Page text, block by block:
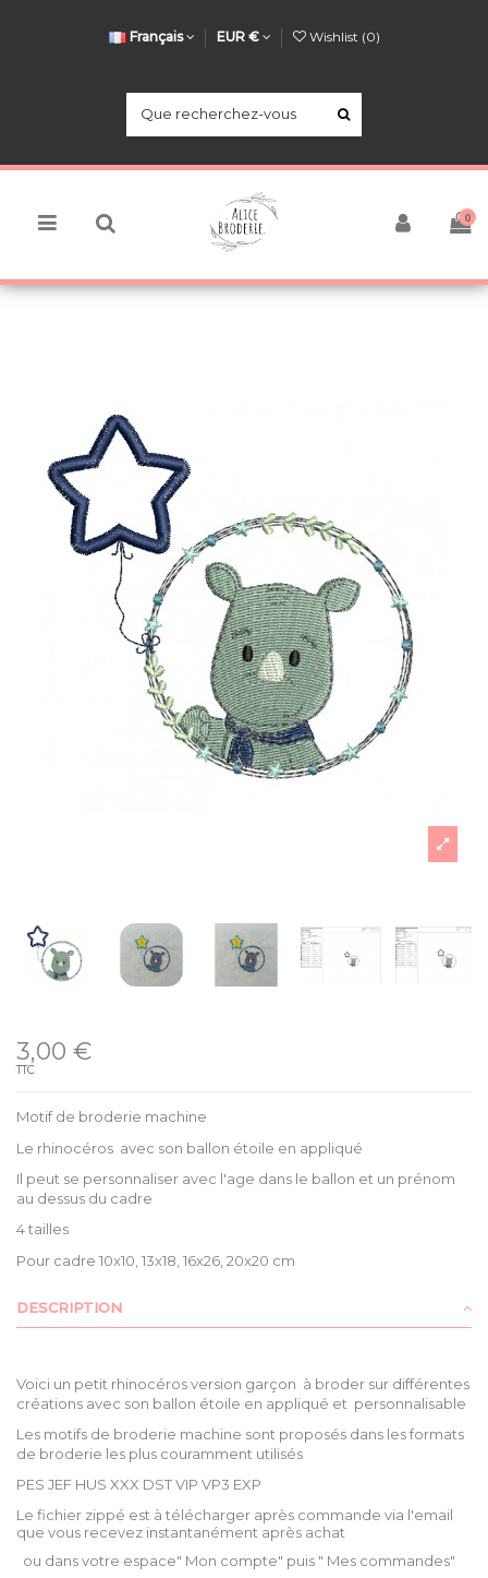
Français EUR € Wishlist (0)
0
3,00 €
TTC
Motif de broderie machine
Le rhinocéros avec son ballon étoile en appliqué
Il peut se personnaliser avec l'age dans le ballon et un prénom
au dessus du cadre
4 tailles
Pour cadre 10x10, 13x18, 16x26, 20x20 cm
DESCRIPTION
Voici un petit rhinocéros version garçon à broder sur différentes
créations avec son ballon étoile en appliqué et personnalisable
Les motifs de broderie machine sont proposés dans les formats
de broderie les plus couramment utilisés
PES JEF HUS XXX DST VIP VP3 EXP
Le fichier zippé est à télécharger après commande via l'email
que vous recevez instantanément après achat
ou dans votre espace" Mon compte" puis " Mes commandes"